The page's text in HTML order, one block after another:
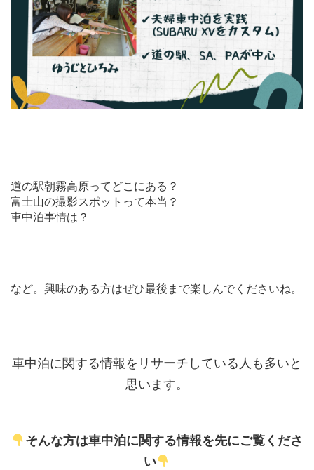
道の駅朝霧高原ってどこにある？
富士山の撮影スポットって本当？
車中泊事情は？
など。興味のある方はぜひ最後まで楽しんでくださいね。
車中泊に関する情報をリサーチしている人も多いと
思います。
そんな方は車中泊に関する情報を先にご覧くださ
い